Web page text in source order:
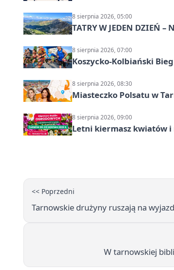
8 sierpnia 2026, 05:00
TATRY W JEDEN DZIEŃ –
8 sierpnia 2026, 07:00
Koszycko-Kolbiański
8 sierpnia 2026, 08:30
Miasteczko Polsatu w
8 sierpnia 2026, 09:00
Letni kiermasz kwiatów
<< Poprzedni
Tarnowskie drużyny ruszają na
W tarnowskiej